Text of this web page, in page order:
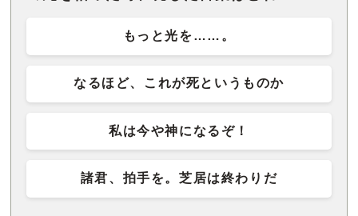
もっと光を……。
なるほど、これが死というものか
私は今や神になるぞ！
諸君、拍手を。芝居は終わりだ